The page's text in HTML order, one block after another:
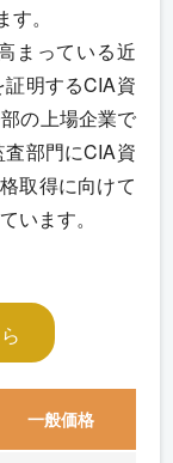
。
まっている近
明するCIA資
の上場企業で
部門にCIA資
取得に向けて
います。
一般価格